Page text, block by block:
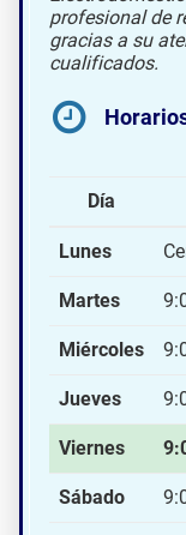
profesional de
gracias a su
cualificados.
Día
Lunes
Martes
Miércoles
Jueves
Viernes
Sábado